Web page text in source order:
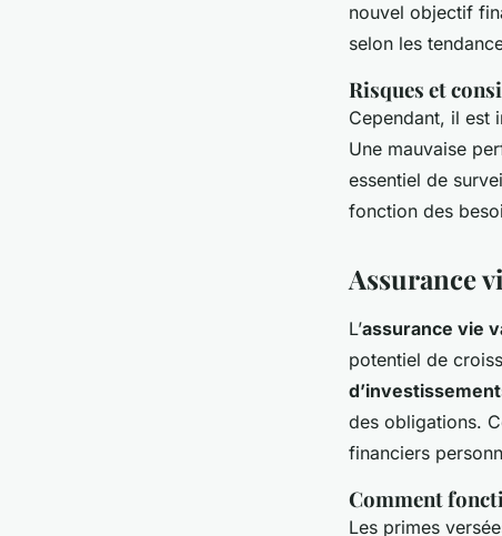
nouvel objectif
selon les
Risques et
Cependant, il est
Une mauvaise
essentiel de
fonction des
Assurance
L’assurance vie
potentiel de
des obligations.
financiers
Comment
Les primes